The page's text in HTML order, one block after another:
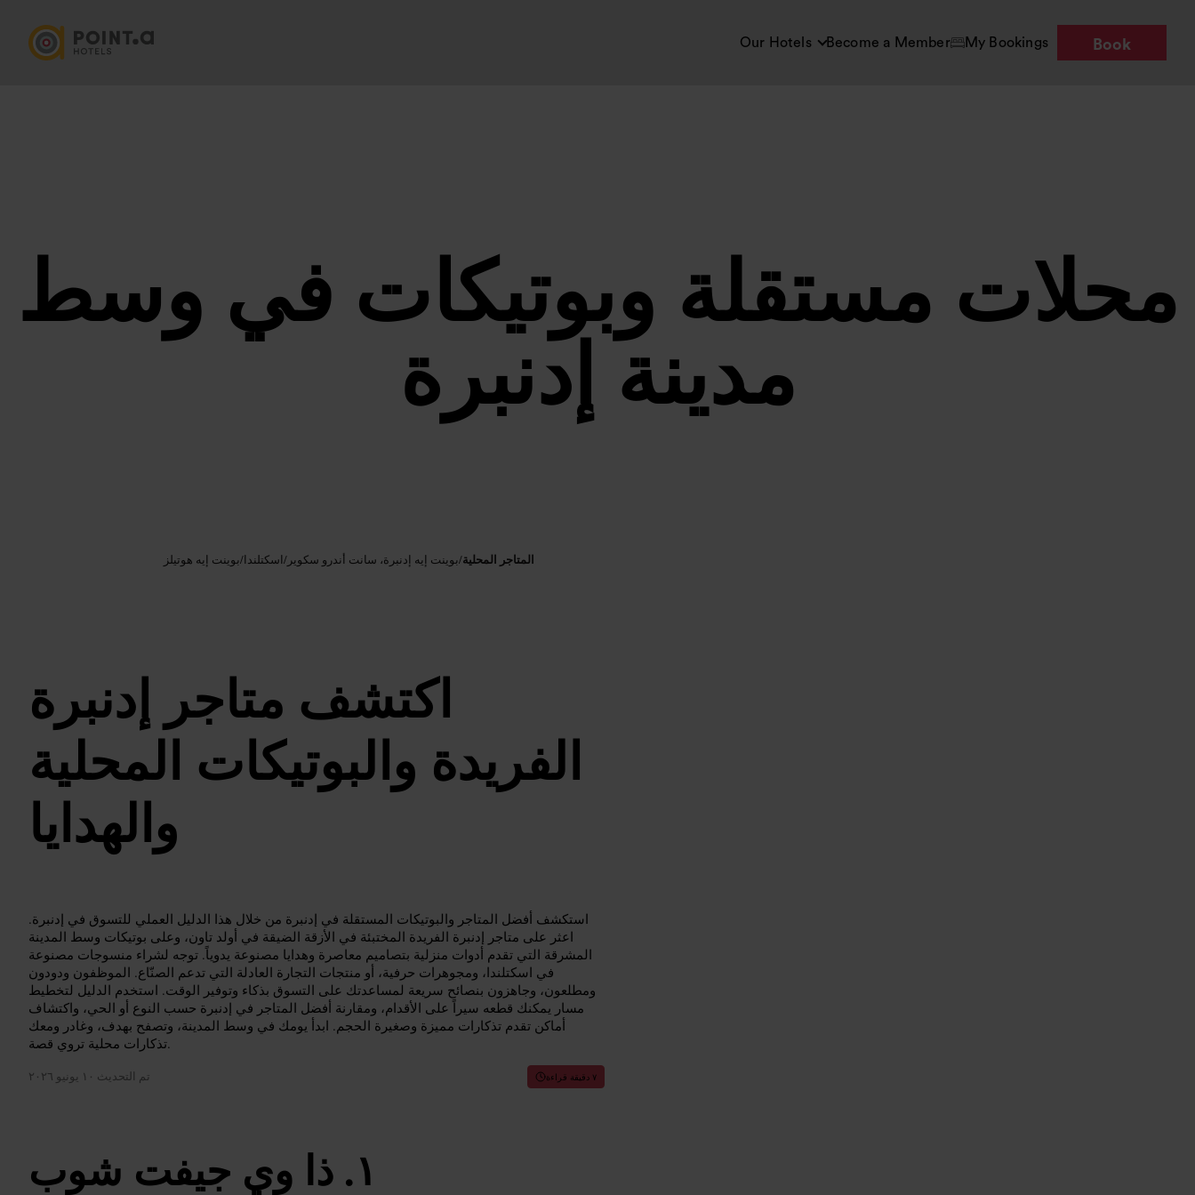
Our Hotels Become a Member My Bookings Book
محلات مستقلة وبوتيكات في وسط
مدينة إدنبرة
بوينت إيه هوتيلز/اسكتلندا/ بوينت إيه إدنبرة، سانت أندرو سكوير/المتاجر المحلية
اكتشف متاجر إدنبرة
الفريدة والبوتيكات المحلية
والهدايا
استكشف أفضل المتاجر والبوتيكات المستقلة في إدنبرة من خلال هذا الدليل العملي للتسوق في إدنبرة.
اعثر على متاجر إدنبرة الفريدة المختبئة في الأزقة الضيقة في أولد تاون، وعلى بوتيكات وسط المدينة
المشرقة التي تقدم أدوات منزلية بتصاميم معاصرة وهدايا مصنوعة يدوياً. توجه لشراء منسوجات مصنوعة
في اسكتلندا، ومجوهرات حرفية، أو منتجات التجارة العادلة التي تدعم الصنّاع. الموظفون ودودون
ومطلعون، وجاهزون بنصائح سريعة لمساعدتك على التسوق بذكاء وتوفير الوقت. استخدم الدليل لتخطيط
مسار يمكنك قطعه سيراً على الأقدام، ومقارنة أفضل المتاجر في إدنبرة حسب النوع أو الحي، واكتشاف
أماكن تقدم تذكارات مميزة وصغيرة الحجم. ابدأ يومك في وسط المدينة، وتصفح بهدف، وغادر ومعك
تذكارات محلية تروي قصة.
تم التحديث ١٠ يونيو ٢٠٢٦ ٧ دقيقة قراءة
ذا وي جيفت شوب